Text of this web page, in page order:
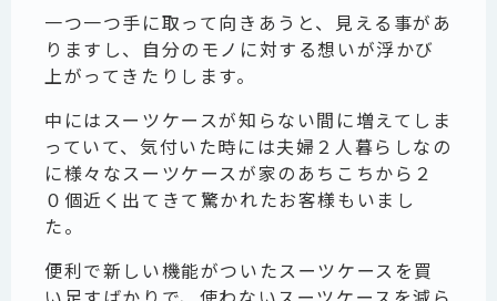
一つ一つ手に取って向きあうと、見える事があ
りますし、自分のモノに対する想いが浮かび
上がってきたりします。
中にはスーツケースが知らない間に増えてしま
っていて、気付いた時には夫婦２人暮らしなの
に様々なスーツケースが家のあちこちから２
０個近く出てきて驚かれたお客様もいまし
た。
便利で新しい機能がついたスーツケースを買